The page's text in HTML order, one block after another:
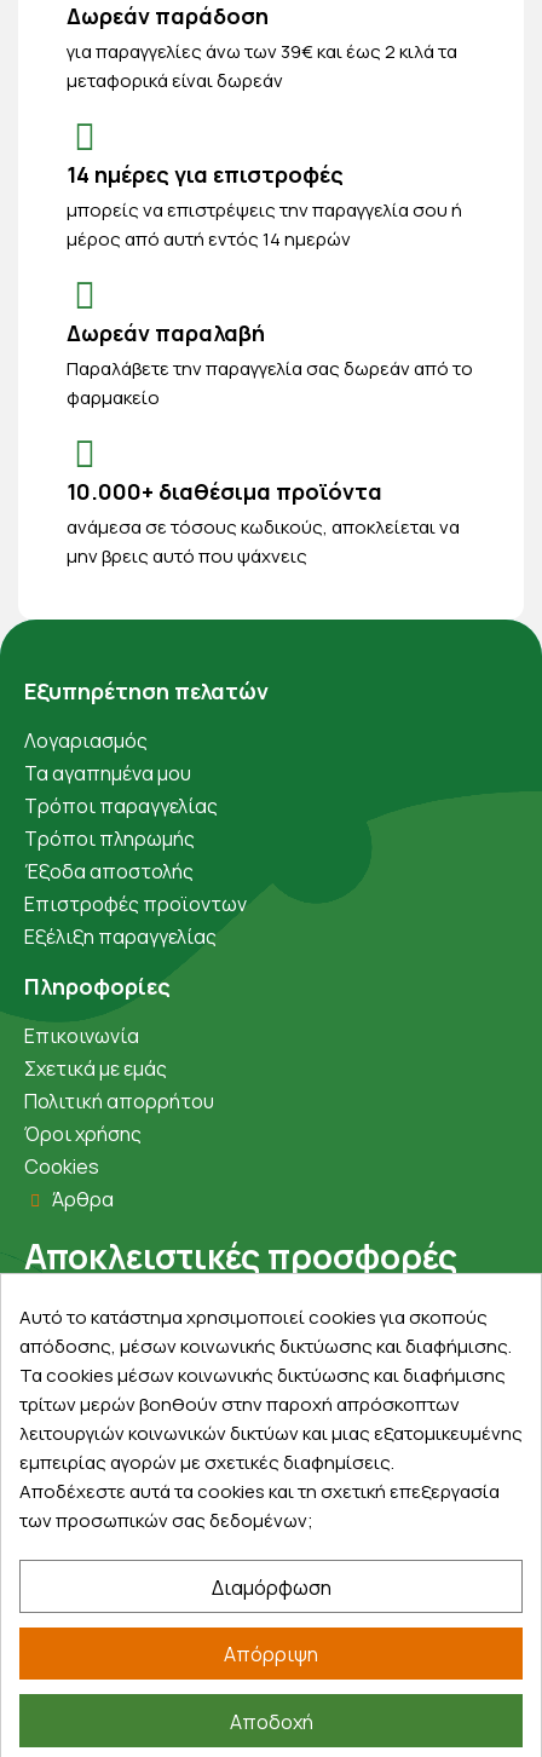
Δωρεάν παράδοση
για παραγγελίες άνω των 39€ και έως 2 κιλά τα
μεταφορικά είναι δωρεάν
14 ημέρες για επιστροφές
μπορείς να επιστρέψεις την παραγγελία σου ή
μέρος από αυτή εντός 14 ημερών
Δωρεάν παραλαβή
Παραλάβετε την παραγγελία σας δωρεάν από το
φαρμακείο
10.000+ διαθέσιμα προϊόντα
ανάμεσα σε τόσους κωδικούς, αποκλείεται να
μην βρεις αυτό που ψάχνεις
Εξυπηρέτηση πελατών
Λογαριασμός
Τα αγαπημένα μου
Τρόποι παραγγελίας
Τρόποι πληρωμής
Έξοδα αποστολής
Επιστροφές προϊοντων
Εξέλιξη παραγγελίας
Πληροφορίες
Επικοινωνία
Σχετικά με εμάς
Πολιτική απορρήτου
Όροι χρήσης
Cookies
Άρθρα
Αποκλειστικές προσφορές
Εγγραφείτε με το email σας για να ενημερώνεστε
πρώτοι για προσφορές, διαγωνισμούς, εκπτωτικούς
κωδικούς και μοναδικά δώρα!
Βρείτε μας στα social
©2026farmakeioexpress.gr
Αυτό το κατάστημα χρησιμοποιεί cookies για σκοπούς
απόδοσης, μέσων κοινωνικής δικτύωσης και διαφήμισης.
Τα cookies μέσων κοινωνικής δικτύωσης και διαφήμισης
τρίτων μερών βοηθούν στην παροχή απρόσκοπτων
λειτουργιών κοινωνικών δικτύων και μιας εξατομικευμένης
εμπειρίας αγορών με σχετικές διαφημίσεις.
Αποδέχεστε αυτά τα cookies και τη σχετική επεξεργασία
των προσωπικών σας δεδομένων;
Διαμόρφωση
Απόρριψη
Αποδοχή